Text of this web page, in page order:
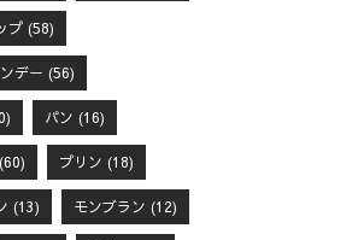
プ(58)
デー (56)
パン (16)
(60) プリン (18)
(13) モンブラン (12)